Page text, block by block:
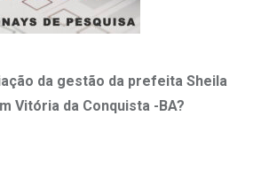
da gestão da prefeita Sheila
Vitória da Conquista -BA?